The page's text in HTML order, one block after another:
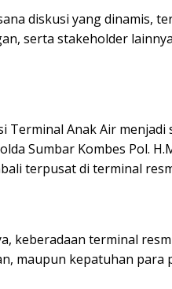
diskusi yang dinamis,
serta stakeholder
Terminal Anak Air
Sumbar Kombes Pol.
terpusat di terminal
keberadaan terminal
maupun kepatuhan para